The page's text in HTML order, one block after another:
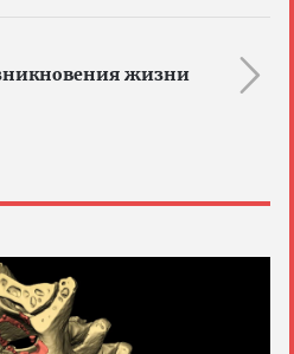
жизни